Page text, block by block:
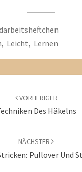
, Leicht, Lernen
VORHERIGER
Des Häkelns
NÄCHSTER
Pullover Und